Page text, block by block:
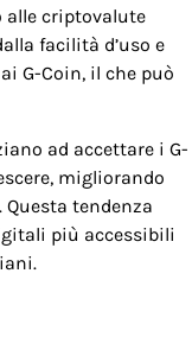
criptovalute
facilità d’uso e
G-Coin, il che può
ad accettare i G-
migliorando
tendenza
più accessibili